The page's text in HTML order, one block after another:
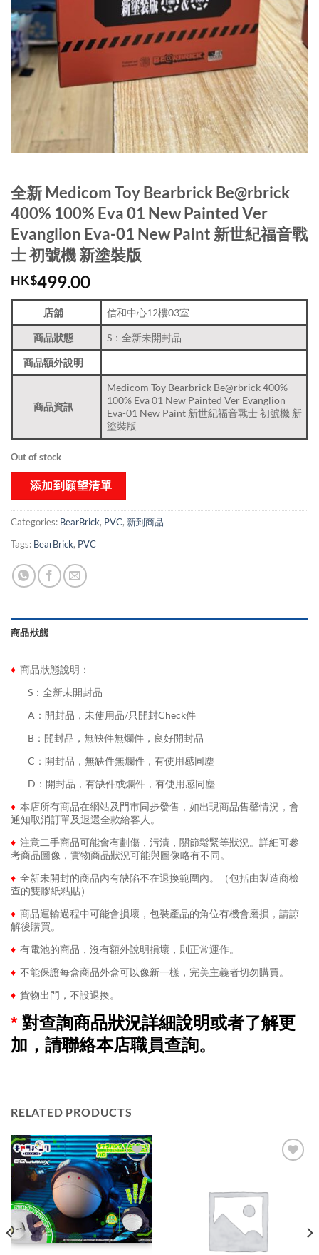
全新 Medicom Toy Bearbrick Be@rbrick
400% 100% Eva 01 New Painted Ver
Evanglion Eva-01 New Paint 新世紀福音戰
士 初號機 新塗裝版
HK$499.00
店舖 信和中心12樓03室
商品狀態 S：全新未開封品
商品額外說明
商品資訊
Medicom Toy Bearbrick Be@rbrick 400%
100% Eva 01 New Painted Ver Evanglion
Eva-01 New Paint 新世紀福音戰士 初號機 新
塗裝版
Out of stock
添加到願望清單
Categories: BearBrick, PVC, 新到商品​
Tags: BearBrick, PVC
商品狀態
♦ 商品狀態說明：
S：全新未開封品
A：開封品，未使用品/只開封Check件
B：開封品，無缺件無爛件，良好開封品
C：開封品，無缺件無爛件，有使用感同塵
D：開封品，有缺件或爛件，有使用感同塵
♦ 本店所有商品在網站及門市同步發售，如出現商品售罄情況，會
通知取消訂單及退還全款給客人。
♦ 注意二手商品可能會有劃傷，污漬，關節鬆緊等狀況。詳細可參
考商品圖像，實物商品狀況可能與圖像略有不同。
♦ 全新未開封的商品內有缺陷不在退換範圍內。（包括由製造商檢
查的雙膠紙粘貼）
♦ 商品運輸過程中可能會損壞，包裝產品的角位有機會磨損，請諒
解後購買。
♦ 有電池的商品，沒有額外說明損壞，則正常運作。
♦ 不能保證每盒商品外盒可以像新一樣，完美主義者切勿購買。
♦ 貨物出門，不設退換。
* 對查詢商品狀況詳細說明或者了解更
加，請聯絡本店職員查詢。
RELATED PRODUCTS